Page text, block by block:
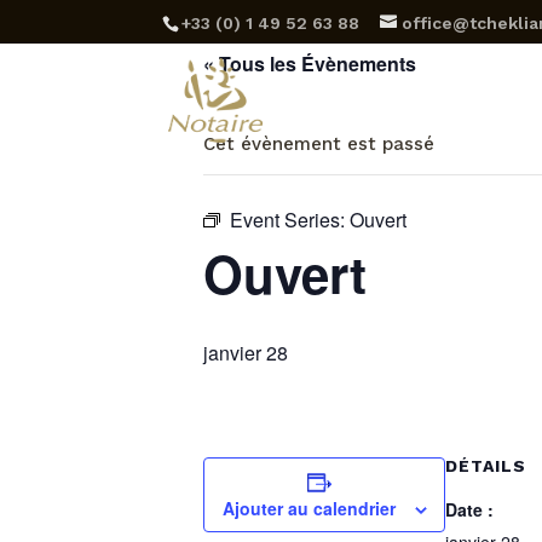
‪+33 (0) 1 49 52 63 88‬
« Tous les Évènements
Cet évènement est passé
Event Series: Ouvert
Ouvert
janvier 28
Ajouter au calendrier
DÉTAILS
Date :